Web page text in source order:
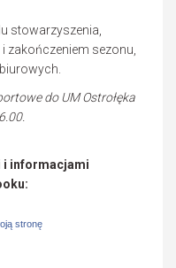
stowarzyszenia,
zakończeniem sezonu,
do UM Ostrołęka
i informacjami
stronę